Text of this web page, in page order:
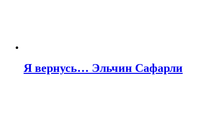
Я вернусь… Эльчин Сафарли